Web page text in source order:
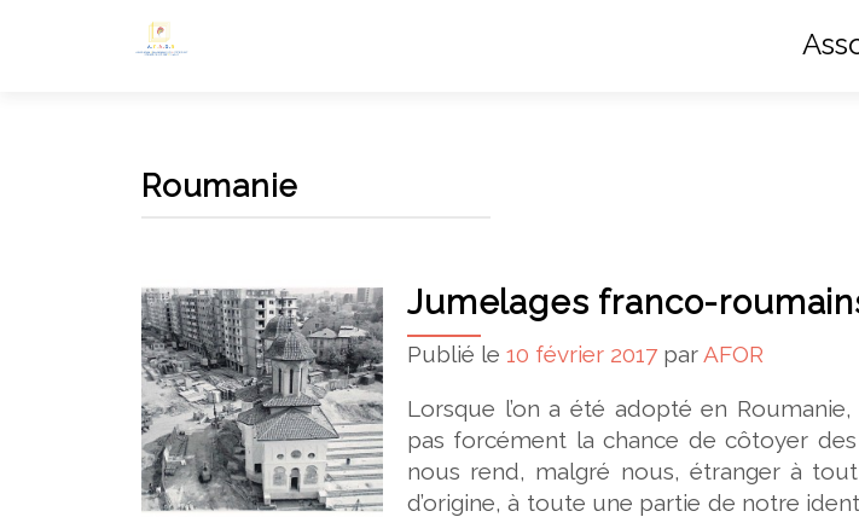
Roumanie
Jumelages franco-
Publié le 10 février 2017 par AFOR
Lorsque l’on a été adopté en
pas forcément la chance de côtoyer
nous rend, malgré nous, étranger à
d’origine, à toute une partie de notre